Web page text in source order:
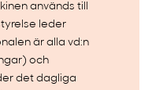
används till
leder
är alla vd:n
och
det dagliga